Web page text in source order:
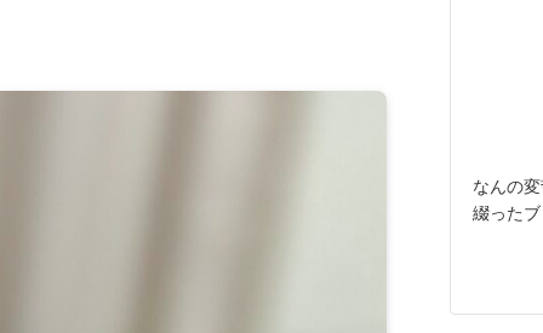
なんの
綴ったブ